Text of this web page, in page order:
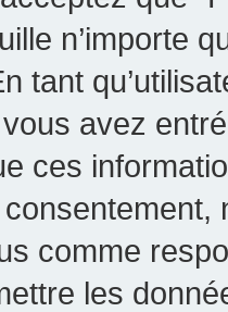
n’importe
tant
avez
ces
comme
les